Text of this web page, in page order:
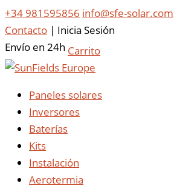
+34 981595856 info@sfe-solar.com
Contacto | Inicia Sesión
Envío en 24h Carrito
Paneles solares
Inversores
Baterías
Kits
Instalación
Aerotermia